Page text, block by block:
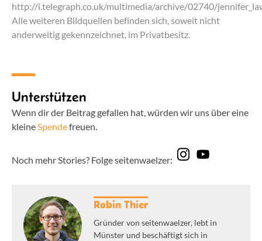
http://i.telegraph.co.uk/multimedia/archive/02740/
Alle weiteren Bildquellen befinden sich, soweit nicht
anderweitig gekennzeichnet, im Privatbesitz.
Unterstützen
Wenn dir der Beitrag gefallen hat, würden wir uns über eine
kleineSpendefreuen.
Noch mehr Stories? Folge seitenwaelzer:
Robin Thier
Gründer von seitenwaelzer, lebt in
Münster und beschäftigt sich in